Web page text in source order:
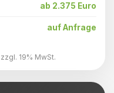
ab 2.375 Euro
auf Anfrage
19% MwSt.